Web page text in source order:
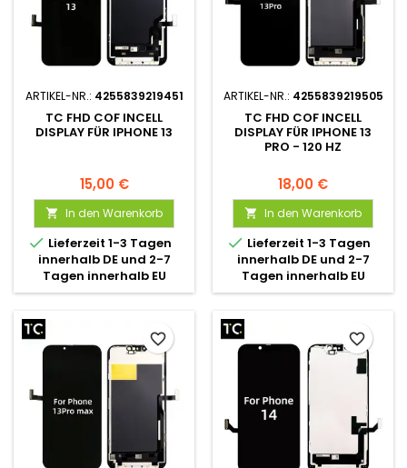
ARTIKEL-NR.: 4255839219451
TC FHD COF INCELL
DISPLAY FÜR IPHONE 13
15,00 €
 In den Warenkorb
 Lieferzeit 1-3 Tagen
innerhalb DE und 2-7
Tagen innerhalb EU
ARTIKEL-NR.: 4255839219505
TC FHD COF INCELL
DISPLAY FÜR IPHONE 13
PRO - 120 HZ
18,00 €
 In den Warenkorb
 Lieferzeit 1-3 Tagen
innerhalb DE und 2-7
Tagen innerhalb EU
favorite_border favorite_border